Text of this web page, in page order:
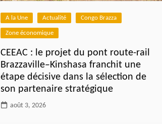
Djibouti
Ethiopie
Gabon
Gambie
A la Une Actualité Congo Brazza
Zone économique
CEEAC : le projet du pont route-rail
Brazzaville–Kinshasa franchit une
étape décisive dans la sélection de
son partenaire stratégique
août 3, 2026